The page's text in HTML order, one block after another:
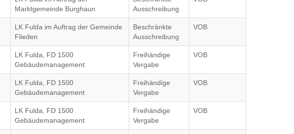
Marktgemeinde Burghaun
Ausschreibung
LK Fulda im Auftrag der Gemeinde
Flieden
Beschränkte
Ausschreibung
VOB
LK Fulda, FD 1500
Gebäudemanagement
Freihändige
Vergabe
VOB
LK Fulda, FD 1500
Gebäudemanagement
Freihändige
Vergabe
VOB
LK Fulda, FD 1500
Gebäudemanagement
Freihändige
Vergabe
VOB